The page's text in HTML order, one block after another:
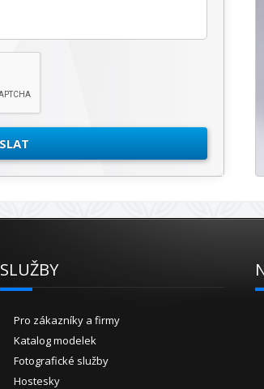
SLUŽBY
Pro zákazníky a firmy
Katalog modelek
Fotografické služby
Hostesky